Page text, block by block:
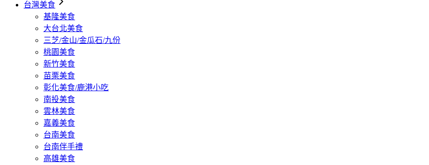
台灣美食
基隆美食
大台北美食
三芝/金山/金瓜石/九份
桃園美食
新竹美食
苗栗美食
彰化美食/鹿港小吃
南投美食
雲林美食
嘉義美食
台南美食
台南伴手禮
高雄美食